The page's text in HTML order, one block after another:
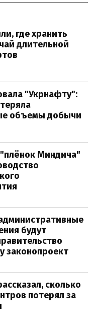
где хранить
длительной
"Укрнафту":
объемы добычи
Миндича"
будут
законопроект
сколько
потерял за